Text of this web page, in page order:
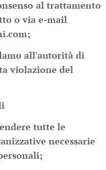
al trattamento
o via e-mail
all'autorità di
violazione del
tutte le
necessarie